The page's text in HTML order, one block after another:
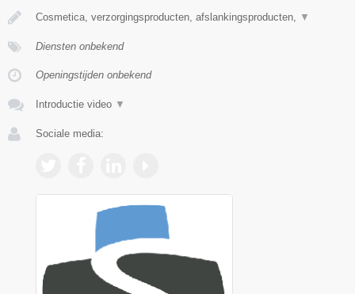
Cosmetica, verzorgingsproducten, afslankingsproducten, ▼
Diensten onbekend
Openingstijden onbekend
Introductie video ▼
Sociale media: